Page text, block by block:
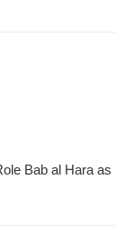
Bab al Hara as